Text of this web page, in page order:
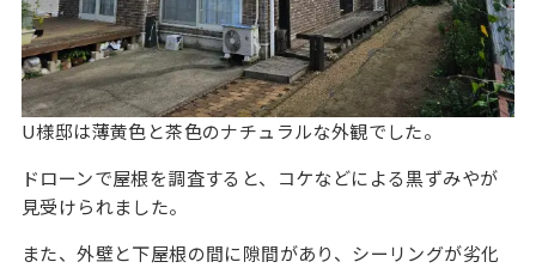
U様邸は薄黄色と茶色のナチュラルな外観でした。
ドローンで屋根を調査すると、コケなどによる黒ずみやが
見受けられました。
また、外壁と下屋根の間に隙間があり、シーリングが劣化